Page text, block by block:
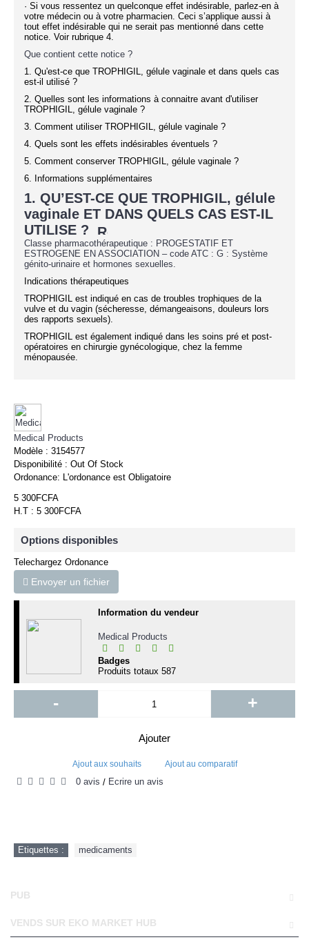
· Si vous ressentez un quelconque effet indésirable, parlez-en à
votre médecin ou à votre pharmacien. Ceci s’applique aussi à
tout effet indésirable qui ne serait pas mentionné dans cette
notice. Voir rubrique 4.
Que contient cette notice ?
1. Qu'est-ce que TROPHIGIL, gélule vaginale et dans quels cas
est-il utilisé ?
2. Quelles sont les informations à connaitre avant d'utiliser
TROPHIGIL, gélule vaginale ?
3. Comment utiliser TROPHIGIL, gélule vaginale ?
4. Quels sont les effets indésirables éventuels ?
5. Comment conserver TROPHIGIL, gélule vaginale ?
6. Informations supplémentaires
1. QU’EST-CE QUE TROPHIGIL, gélule
vaginale ET DANS QUELS CAS EST-IL
UTILISE ?
Classe pharmacothérapeutique : PROGESTATIF ET
ESTROGENE EN ASSOCIATION – code ATC : G : Système
génito-urinaire et hormones sexuelles.
Indications thérapeutiques
TROPHIGIL est indiqué en cas de troubles trophiques de la
vulve et du vagin (sécheresse, démangeaisons, douleurs lors
des rapports sexuels).
TROPHIGIL est également indiqué dans les soins pré et post-
opératoires en chirurgie gynécologique, chez la femme
ménopausée.
Medical Products
Modèle : 3154577
Disponibilité : Out Of Stock
Ordonance: L'ordonance est Obligatoire
5 300FCFA
H.T : 5 300FCFA
Options disponibles
Telechargez Ordonance
Envoyer un fichier
Information du vendeur
Medical Products
Badges
Produits totaux 587
- +
Ajouter
Ajout aux souhaits Ajout au comparatif
0 avis / Écrire un avis
Etiquettes : medicaments
PUB
VENDS SUR EKO MARKET HUB